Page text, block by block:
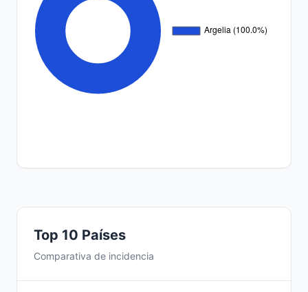
Top 10 Países
Comparativa de incidencia